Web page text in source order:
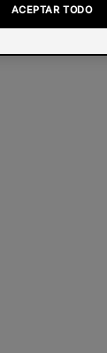
ACEPTAR TODO